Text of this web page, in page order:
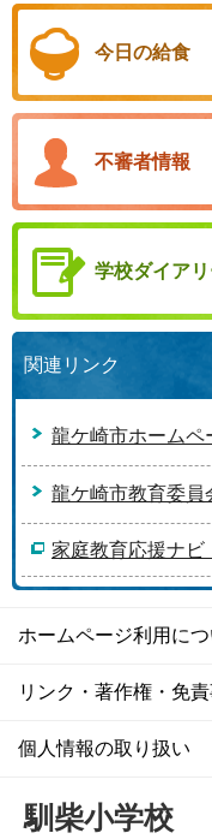
今日の給食
不審者情報
学校ダイア
関連リンク
龍ケ崎市ホームペ
龍ケ崎市教育委員
家庭教育応援ナビ
ホームページ利用につ
リンク・著作権・免
個人情報の取り扱い
馴柴小学校